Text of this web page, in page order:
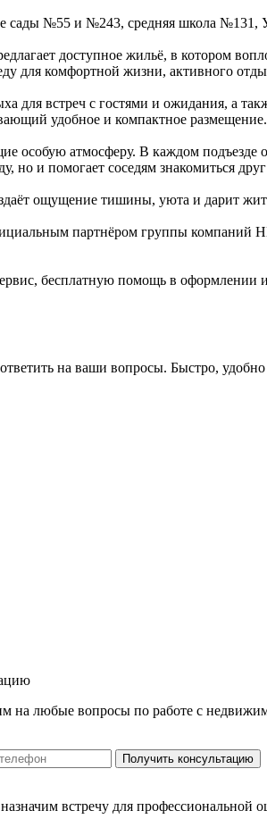
сады №55 и №243, средняя школа
доступное жильё, в котором
для комфортной жизни, активного
для встреч с гостями и ожидания, а
удобное и компактное размещение.
особую атмосферу. В каждом
но и помогает соседям знакомиться
ощущение тишины, уюта и дарит
партнёром группы компаний
бесплатную помощь в
на ваши вопросы. Быстро,
на любые вопросы по работе с
Получить консультацию
встречу для профессиональной